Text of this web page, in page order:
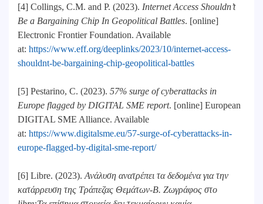
[4] Collings, C.M. and P. (2023). Internet Access Shouldn’t
Be a Bargaining Chip In Geopolitical Battles. [online]
Electronic Frontier Foundation. Available
at: https://www.eff.org/deeplinks/2023/10/internet-access-
shouldnt-be-bargaining-chip-geopolitical-battles
[5] Pestarino, C. (2023). 57% surge of cyberattacks in
Europe flagged by DIGITAL SME report. [online] European
DIGITAL SME Alliance. Available
at: https://www.digitalsme.eu/57-surge-of-cyberattacks-in-
europe-flagged-by-digital-sme-report/
[6] Libre. (2023). Ανάλυση ανατρέπει τα δεδομένα για την
κατάρρευση της Τράπεζας Θεμάτων-Β. Ζωγράφος στο